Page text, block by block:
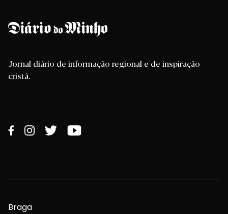
Jornal diário de informação regional e de inspiração
cristã.
Braga